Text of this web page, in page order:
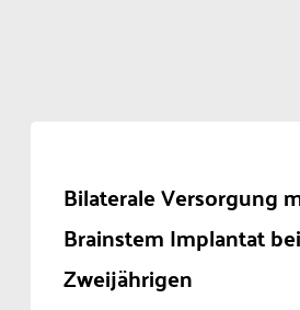
Bilaterale Versorgung
Brainstem Implantat
Zweijährigen